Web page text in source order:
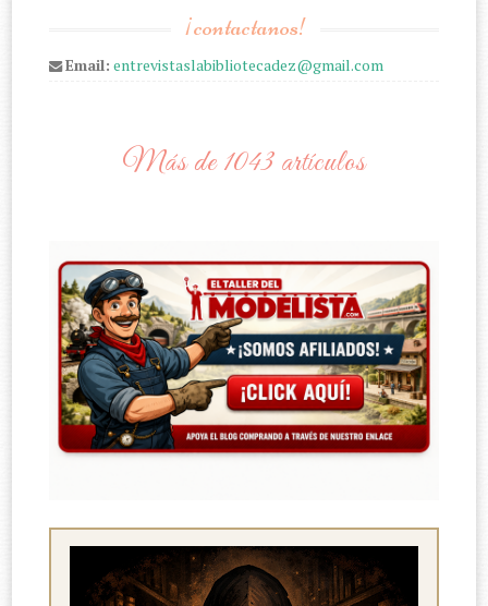
¡contactanos!
Email: entrevistaslabibliotecadez@gmail.com
Más de 1043 artículos